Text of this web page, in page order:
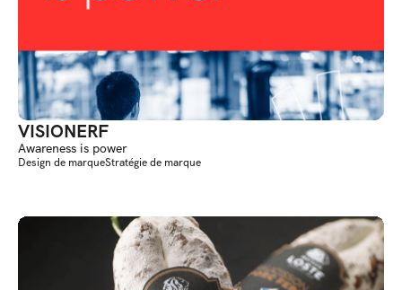
VISIONERF
Awareness is power
Design de marqueStratégie de marque